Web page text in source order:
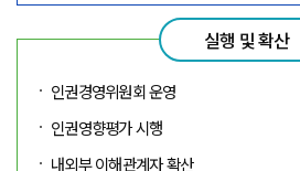
실행 및 확산
인권경영위원회 운영
인권영향평가 시행
내외부 이해관계자 확산